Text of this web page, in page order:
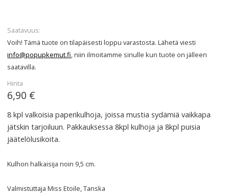
Saatavuus
Voih! Tämä tuote on tilapäisesti loppu varastosta. Lähetä viesti
info@popupkemut.fi, niin ilmoitamme sinulle kun tuote on jälleen
saatavilla.
Hinta
6,90 €
8 kpl valkoisia paperikulhoja, joissa mustia sydämiä vaikkapa
jätskin tarjoiluun. Pakkauksessa 8kpl kulhoja ja 8kpl puisia
jäätelölusikoita.
Kulhon halkaisija noin 9,5 cm.
Valmistuttaja Miss Etoile, Tanska